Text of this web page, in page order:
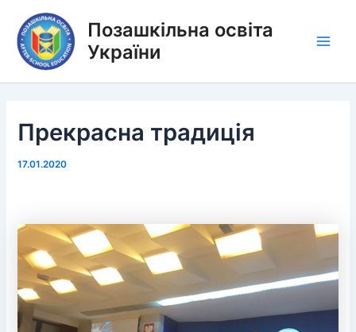
вмісту
Позашкільна освіта
України
Прекрасна традиція
17.01.2020